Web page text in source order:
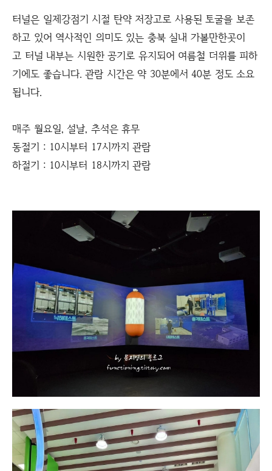
터널은 일제강점기 시절 탄약 저장고로 사용된 토굴을 보존
하고 있어 역사적인 의미도 있는 충북 실내 가볼만한곳이
고 터널 내부는 시원한 공기로 유지되어 여름철 더위를 피하
기에도 좋습니다. 관람 시간은 약 30분에서 40분 정도 소요
됩니다.
매주 월요일, 설날, 추석은 휴무
동절기 : 10시부터 17시까지 관람
하절기 : 10시부터 18시까지 관람